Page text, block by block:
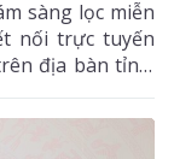
sàng lọc miễn
nối trực tuyến
địa bàn tỉnh.
Giám đốc Sở
trì hội nghị. Dự
Ban Chỉ đạo